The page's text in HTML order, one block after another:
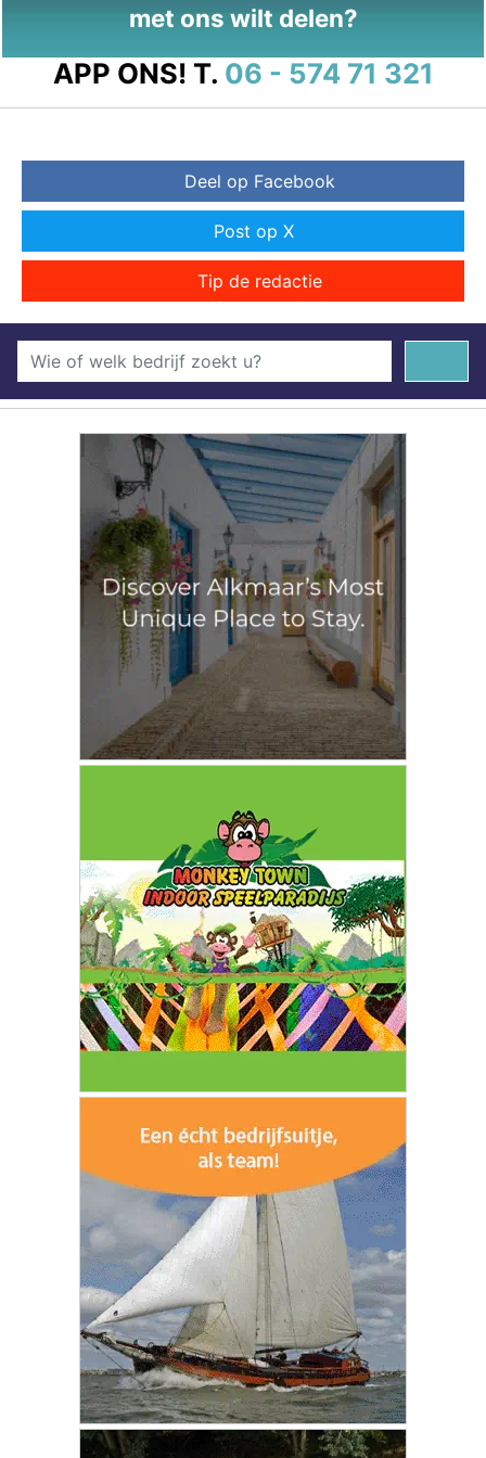
met ons wilt delen?
APP ONS! T. 06 - 574 71 321
Deel op Facebook
Post op X
Tip de redactie